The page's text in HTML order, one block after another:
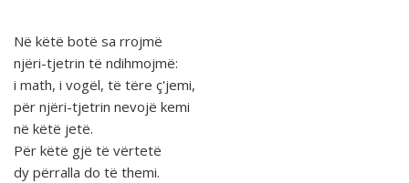
Në këtë botë sa rrojmë
njëri-tjetrin të ndihmojmë:
i math, i vogël, të tëre ç'jemi,
për njëri-tjetrin nevojë kemi
në këtë jetë.
Për këtë gjë të vërtetë
dy përralla do të themi.